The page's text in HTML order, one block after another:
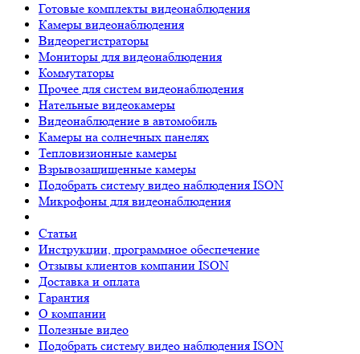
Готовые комплекты видеонаблюдения
Камеры видеонаблюдения
Видеорегистраторы
Мониторы для видеонаблюдения
Коммутаторы
Прочее для систем видеонаблюдения
Нательные видеокамеры
Видеонаблюдение в автомобиль
Камеры на солнечных панелях
Тепловизионные камеры
Взрывозащищенные камеры
Подобрать систему видео наблюдения ISON
Микрофоны для видеонаблюдения
Статьи
Инструкции, программное обеспечение
Отзывы клиентов компании ISON
Доставка и оплата
Гарантия
О компании
Полезные видео
Подобрать систему видео наблюдения ISON